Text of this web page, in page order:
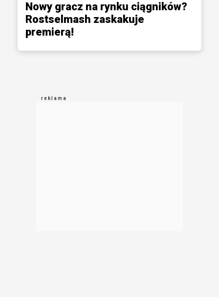
Nowy gracz na rynku ciągników?
Rostselmash zaskakuje
premierą!